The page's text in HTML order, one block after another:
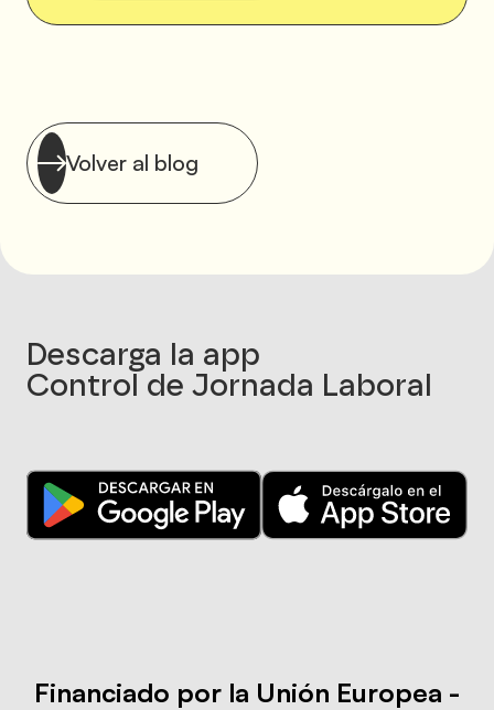
Volver al blog
Descarga la app
Control de Jornada Laboral
Financiado por la Unión Europea -